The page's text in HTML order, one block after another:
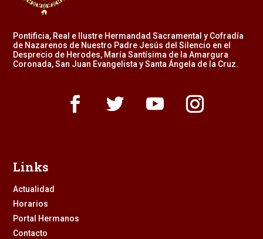
Pontificia, Real e Ilustre Hermandad Sacramental y Cofradía
de Nazarenos de Nuestro Padre Jesús del Silencio en el
Desprecio de Herodes, María Santísima de la Amargura
Coronada, San Juan Evangelista y Santa Ángela de la Cruz.
Links
Actualidad
Horarios
Portal Hermanos
Contacto